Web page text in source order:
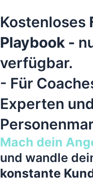
Kostenloses
Playbook -
verfügbar.
- Für
Experten
Mach dein
und wandle
konstante